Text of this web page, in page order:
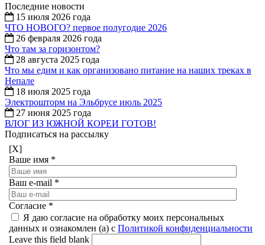
Последние новости
15 июля 2026 года
ЧТО НОВОГО? первое полугодие 2026
26 февраля 2026 года
Что там за горизонтом?
28 августа 2025 года
Что мы едим и как организовано питание на наших треках в
Непале
18 июля 2025 года
Электрошторм на Эльбрусе июль 2025
27 июня 2025 года
ВЛОГ ИЗ ЮЖНОЙ КОРЕИ ГОТОВ!
Подписаться на рассылку
[X]
Ваше имя *
Ваш e-mail *
Согласие *
Я даю согласие на обработку моих персональных
данных и ознакомлен (а) с Политикой конфиденциальности
Leave this field blank